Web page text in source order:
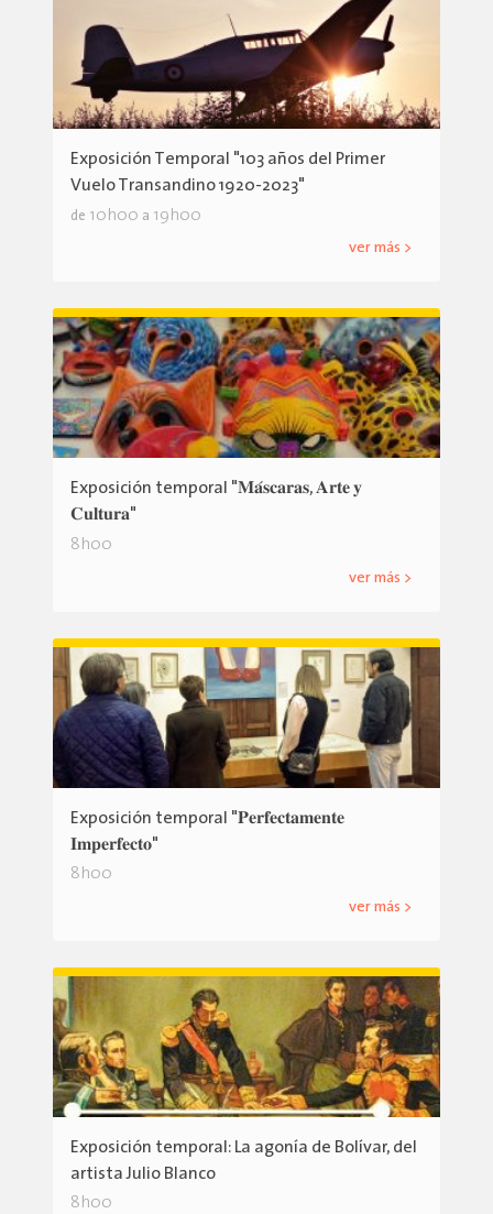
Exposición Temporal "103 años del Primer
Vuelo Transandino 1920-2023"
de 10h00 a 19h00
ver más >
Exposición temporal "𝐌𝐚́𝐬𝐜𝐚𝐫𝐚𝐬, 𝐀𝐫𝐭𝐞 𝐲
𝐂𝐮𝐥𝐭𝐮𝐫𝐚"
8h00
ver más >
Exposición temporal "𝐏𝐞𝐫𝐟𝐞𝐜𝐭𝐚𝐦𝐞𝐧𝐭𝐞
𝐈𝐦𝐩𝐞𝐫𝐟𝐞𝐜𝐭𝐨"
8h00
ver más >
Exposición temporal: La agonía de Bolívar, del
artista Julio Blanco
8h00